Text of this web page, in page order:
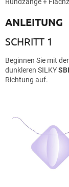
ANLEITUNG
SCHRITT 1
Beginnen Sie mit
dunkleren SILKY
Richtung auf.